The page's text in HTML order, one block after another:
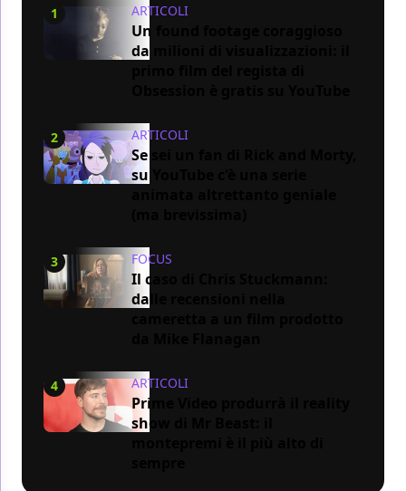
1 ARTICOLI
Un found footage coraggioso
da milioni di visualizzazioni: il
2 ARTICOLI
Se sei un fan di Rick and Morty,
su YouTube c'è una serie
3 FOCUS
Il caso di Chris Stuckmann:
dalle recensioni nella
4 ARTICOLI
Prime Video produrrà il reality
show di Mr Beast: il